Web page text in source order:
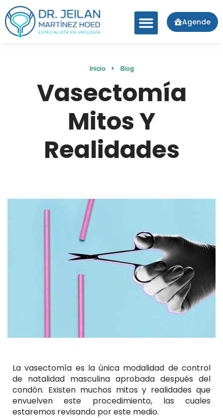
Agende
Inicio Blog
Vasectomía
Mitos Y
Realidades
La vasectomía es la única modalidad de control
de natalidad masculina aprobada después del
condón. Existen muchos mitos y realidades que
envuelven este procedimiento, las cuales
estaremos revisando por este medio.